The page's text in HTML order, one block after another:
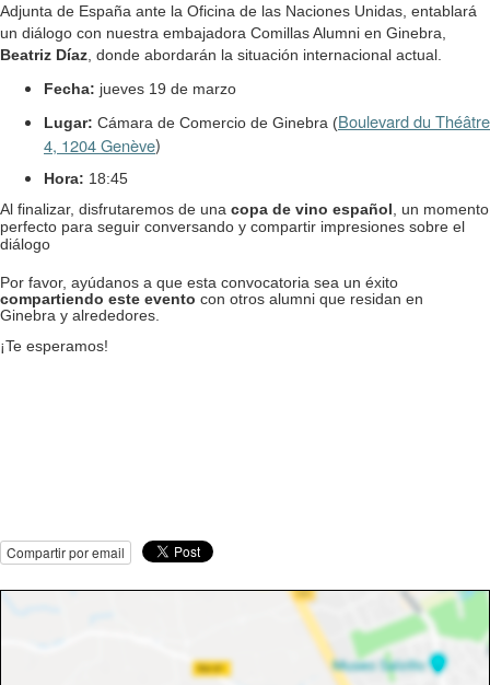
Adjunta de España ante la Oficina de las Naciones Unidas, entablará
un diálogo con nuestra embajadora Comillas Alumni en Ginebra,
Beatriz Díaz , donde abordarán la situación internacional actual.
Fecha: jueves 19 de marzo
Lugar: Cámara de Comercio de Ginebra (Boulevard du Théâtre
4, 1204 Genève)
Hora: 18:45
Al finalizar, disfrutaremos de una copa de vino español , un momento
perfecto para seguir conversando y compartir impresiones sobre el
diálogo
Por favor, ayúdanos a que esta convocatoria sea un éxito
compartiendo este evento con otros alumni que residan en
Ginebra y alrededores.
¡Te esperamos!
Compartir por email